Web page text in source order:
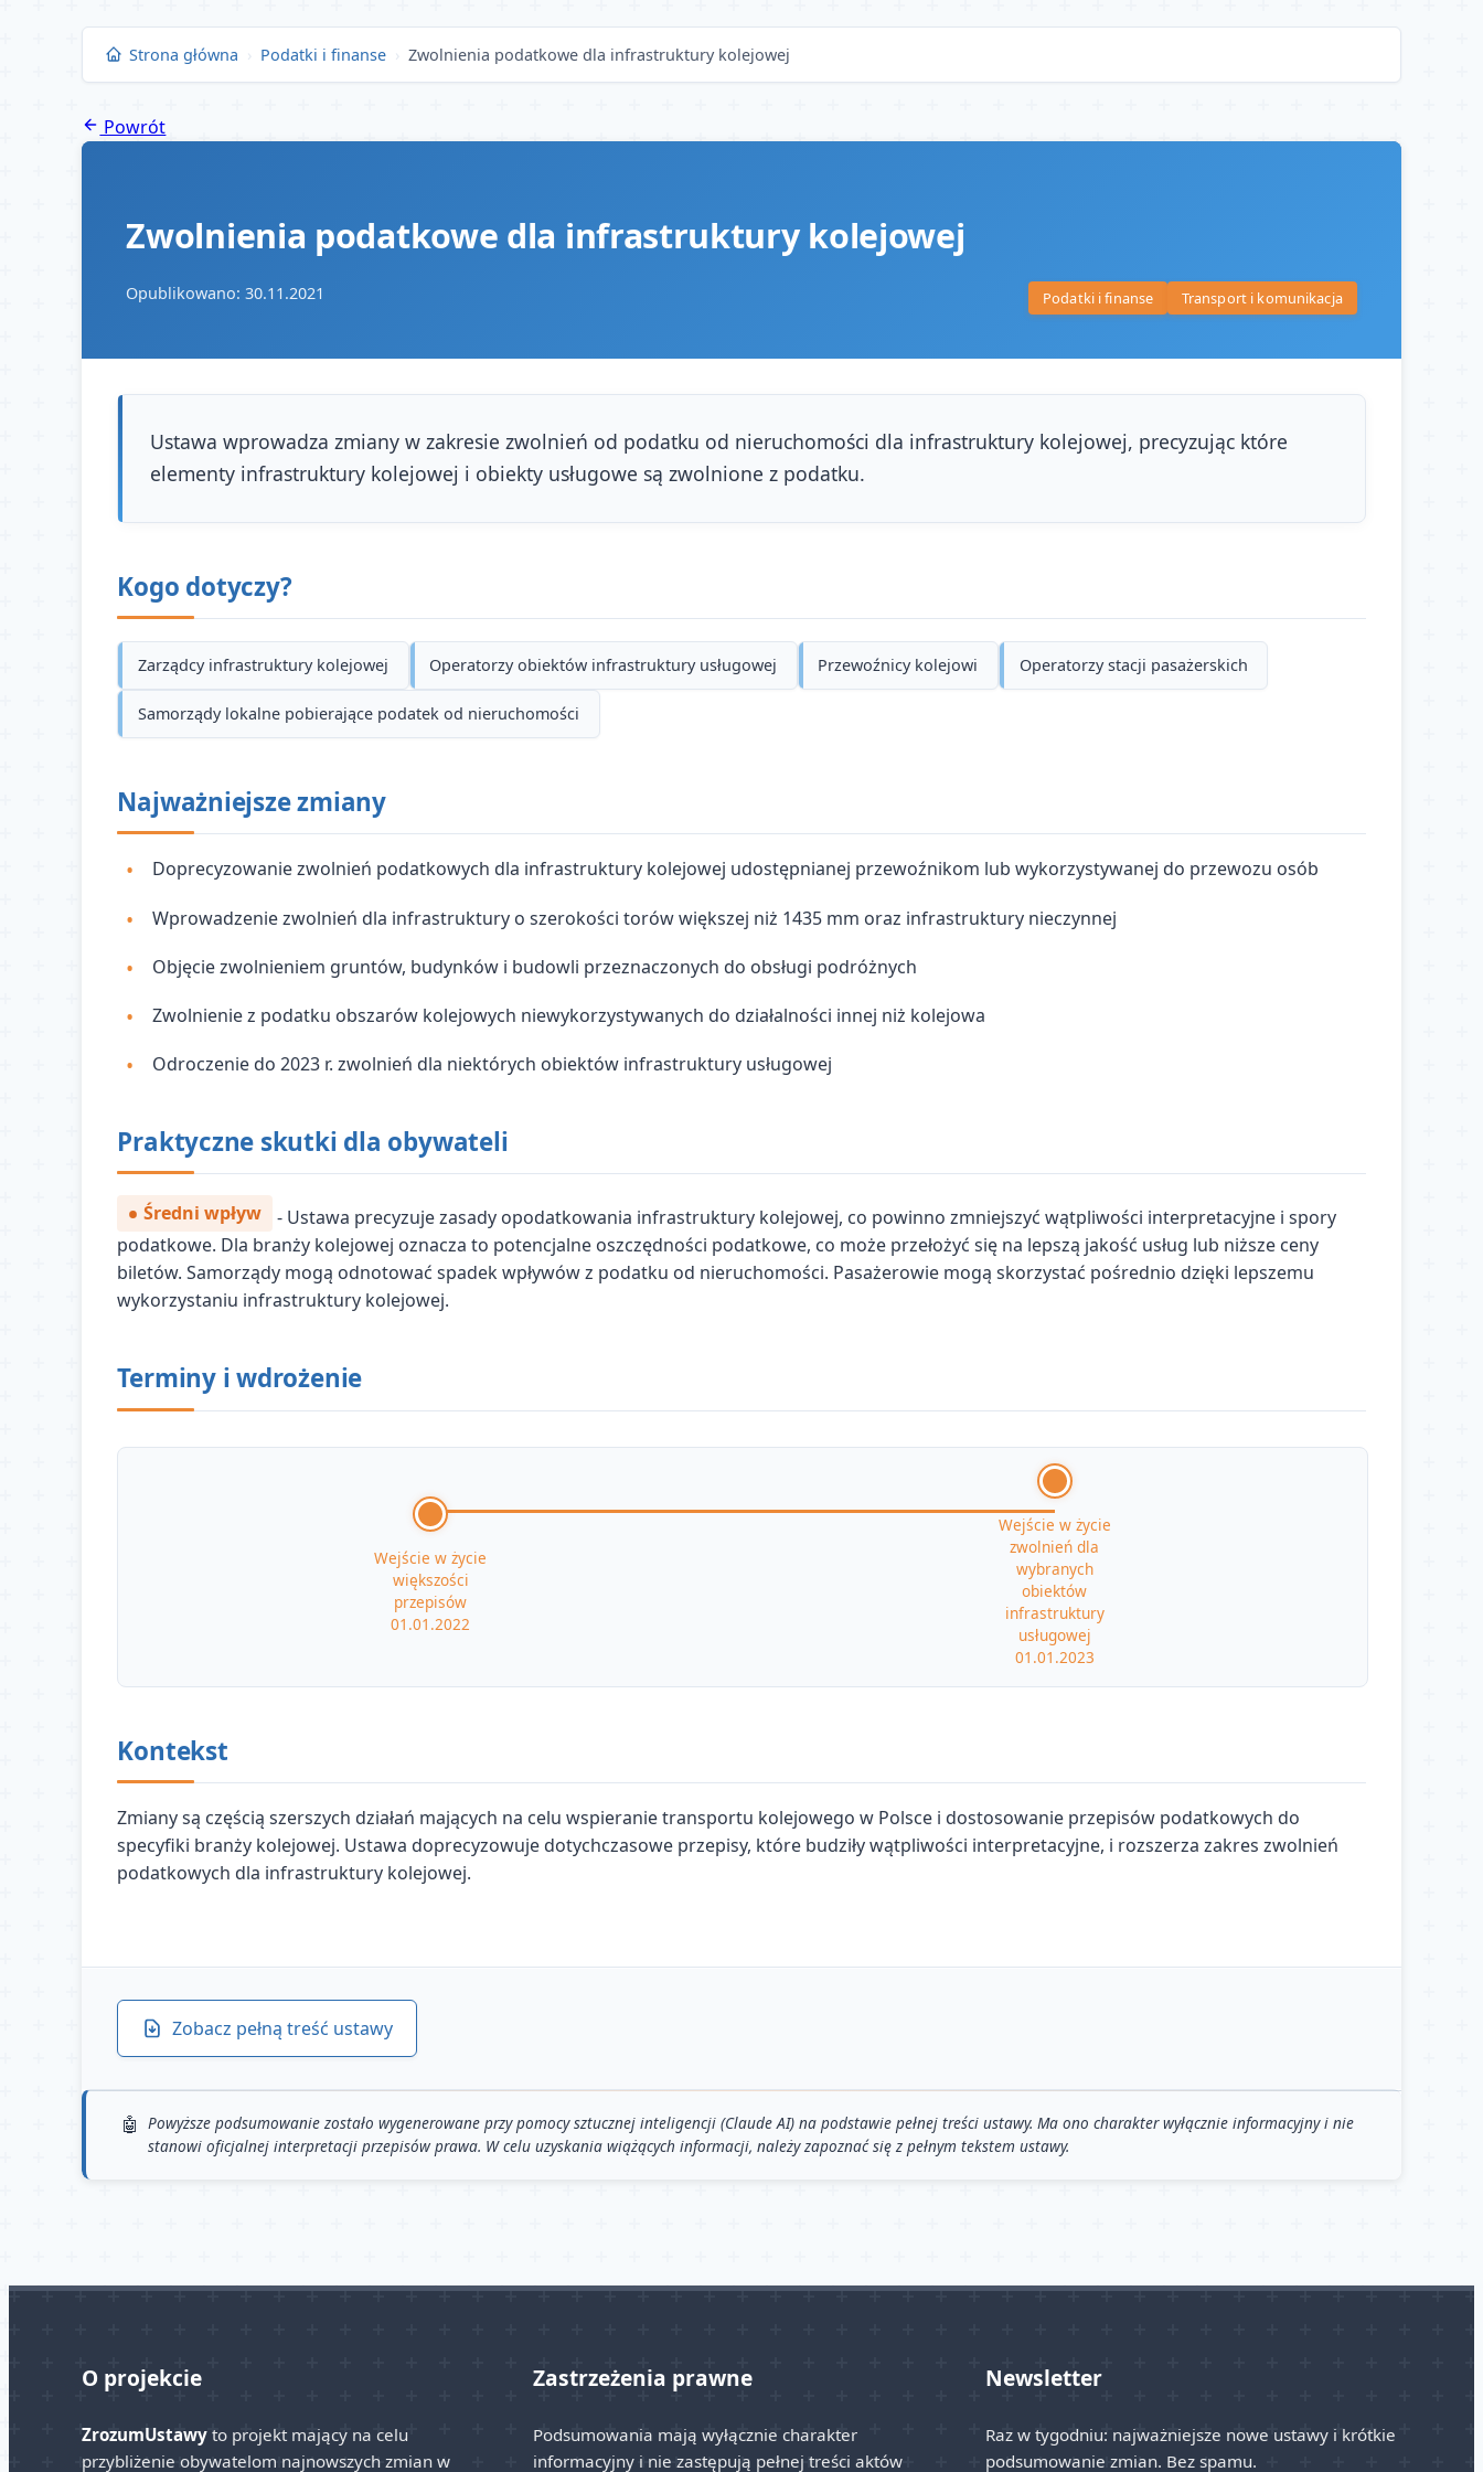
Strona główna › Podatki i finanse › Zwolnienia podatkowe dla infrastruktury kolejowej
Powrót
Zwolnienia podatkowe dla infrastruktury kolejowej
Opublikowano: 30.11.2021 Podatki i finanse Transport i komunikacja
Ustawa wprowadza zmiany w zakresie zwolnień od podatku od nieruchomości dla infrastruktury kolejowej, precyzując które
elementy infrastruktury kolejowej i obiekty usługowe są zwolnione z podatku.
Kogo dotyczy?
Zarządcy infrastruktury kolejowej Operatorzy obiektów infrastruktury usługowej Przewoźnicy kolejowi Operatorzy stacji pasażerskich
Samorządy lokalne pobierające podatek od nieruchomości
Najważniejsze zmiany
Doprecyzowanie zwolnień podatkowych dla infrastruktury kolejowej udostępnianej przewoźnikom lub wykorzystywanej do przewozu osób
Wprowadzenie zwolnień dla infrastruktury o szerokości torów większej niż 1435 mm oraz infrastruktury nieczynnej
Objęcie zwolnieniem gruntów, budynków i budowli przeznaczonych do obsługi podróżnych
Zwolnienie z podatku obszarów kolejowych niewykorzystywanych do działalności innej niż kolejowa
Odroczenie do 2023 r. zwolnień dla niektórych obiektów infrastruktury usługowej
Praktyczne skutki dla obywateli
Średni wpływ
- Ustawa precyzuje zasady opodatkowania infrastruktury kolejowej, co powinno zmniejszyć wątpliwości interpretacyjne i spory
podatkowe. Dla branży kolejowej oznacza to potencjalne oszczędności podatkowe, co może przełożyć się na lepszą jakość usług lub niższe ceny
biletów. Samorządy mogą odnotować spadek wpływów z podatku od nieruchomości. Pasażerowie mogą skorzystać pośrednio dzięki lepszemu
wykorzystaniu infrastruktury kolejowej.
Terminy i wdrożenie
Wejście w życie
większości
przepisów
01.01.2022
Wejście w życie
zwolnień dla
wybranych
obiektów
infrastruktury
usługowej
01.01.2023
Kontekst
Zmiany są częścią szerszych działań mających na celu wspieranie transportu kolejowego w Polsce i dostosowanie przepisów podatkowych do
specyfiki branży kolejowej. Ustawa doprecyzowuje dotychczasowe przepisy, które budziły wątpliwości interpretacyjne, i rozszerza zakres zwolnień
podatkowych dla infrastruktury kolejowej.
Zobacz pełną treść ustawy
Powyższe podsumowanie zostało wygenerowane przy pomocy sztucznej inteligencji (Claude AI) na podstawie pełnej treści ustawy. Ma ono charakter wyłącznie informacyjny i nie
stanowi oficjalnej interpretacji przepisów prawa. W celu uzyskania wiążących informacji, należy zapoznać się z pełnym tekstem ustawy.
O projekcie
ZrozumUstawy to projekt mający na celu
przybliżenie obywatelom najnowszych zmian w
Zastrzeżenia prawne
Podsumowania mają wyłącznie charakter
informacyjny i nie zastępują pełnej treści aktów
Newsletter
Raz w tygodniu: najważniejsze nowe ustawy i krótkie
podsumowanie zmian. Bez spamu.